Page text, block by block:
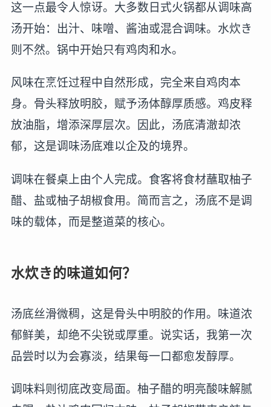
这一点最令人惊讶。大多数日式火锅都从调味高
汤开始：出汁、味噌、酱油或混合调味。水炊き
则不然。锅中开始只有鸡肉和水。
风味在烹饪过程中自然形成，完全来自鸡肉本
身。骨头释放明胶，赋予汤体醇厚质感。鸡皮释
放油脂，增添深厚层次。因此，汤底清澈却浓
郁，这是调味汤底难以企及的境界。
调味在餐桌上由个人完成。食客将食材蘸取柚子
醋、盐或柚子胡椒食用。简而言之，汤底不是调
味的载体，而是整道菜的核心。
水炊き的味道如何？
汤底丝滑微稠，这是骨头中明胶的作用。味道浓
郁鲜美，却绝不尖锐或厚重。说实话，我第一次
品尝时以为会寡淡，结果每一口都愈发醇厚。
调味料则彻底改变局面。柚子醋的明亮酸味解腻